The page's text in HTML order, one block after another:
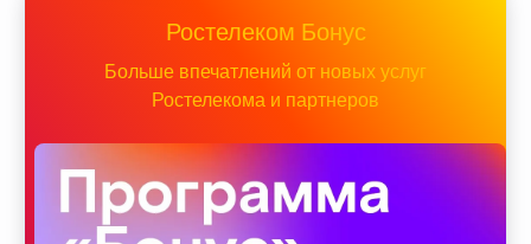
Ростелеком Бонус
Больше впечатлений от новых услуг
Ростелекома и партнеров